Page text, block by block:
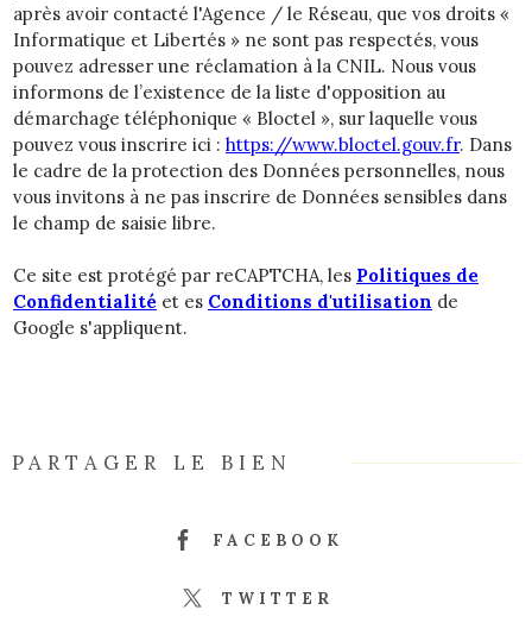
après avoir contacté l'Agence / le Réseau, que vos droits «
Informatique et Libertés » ne sont pas respectés, vous
pouvez adresser une réclamation à la CNIL. Nous vous
informons de l’existence de la liste d'opposition au
démarchage téléphonique « Bloctel », sur laquelle vous
pouvez vous inscrire ici : https://www.bloctel.gouv.fr. Dans
le cadre de la protection des Données personnelles, nous
vous invitons à ne pas inscrire de Données sensibles dans
le champ de saisie libre.
Ce site est protégé par reCAPTCHA, les Politiques de
Confidentialité et es Conditions d'utilisation de
Google s'appliquent.
PARTAGER LE BIEN
FACEBOOK
TWITTER